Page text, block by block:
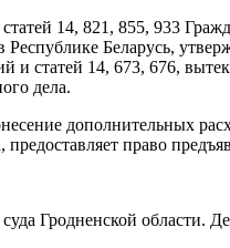
14, 821, 855, 933
Беларусь,
и статей 14, 673, 676,
дела.
дополнительных
предоставляет право
Гродненской области.